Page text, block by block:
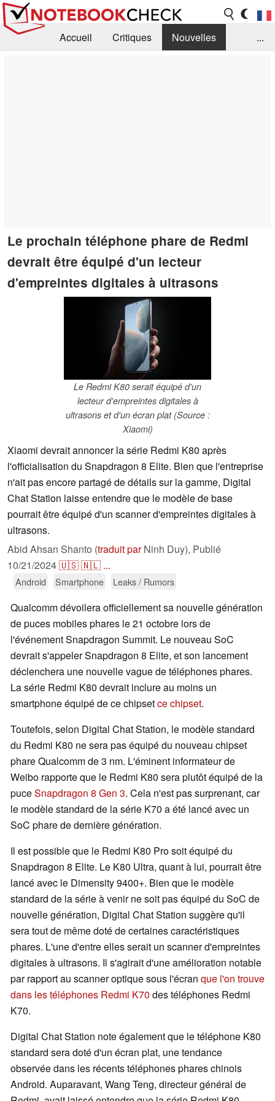
Accueil Critiques
Nouvelles
...
Le prochain téléphone phare de Redmi
devrait être équipé d'un lecteur
d'empreintes digitales à ultrasons
Le Redmi K80 serait équipé d'un
lecteur d'empreintes digitales à
ultrasons et d'un écran plat (Source :
Xiaomi)
Xiaomi devrait annoncer la série Redmi K80 après
l'officialisation du Snapdragon 8 Elite. Bien que l'entreprise
n'ait pas encore partagé de détails sur la gamme, Digital
Chat Station laisse entendre que le modèle de base
pourrait être équipé d'un scanner d'empreintes digitales à
ultrasons.
Abid Ahsan Shanto (traduit parNinh Duy), Publié
10/21/2024🇺🇸🇳🇱 ...
Android Smartphone Leaks / Rumors
Qualcomm dévoilera officiellement sa nouvelle génération
de puces mobiles phares le 21 octobre lors de
l'événement Snapdragon Summit. Le nouveau SoC
devrait s'appeler Snapdragon 8 Elite, et son lancement
déclenchera une nouvelle vague de téléphones phares.
La série Redmi K80 devrait inclure au moins un
smartphone équipé de ce chipsetce chipset.
Toutefois, selon Digital Chat Station, le modèle standard
du Redmi K80 ne sera pas équipé du nouveau chipset
phare Qualcomm de 3 nm. L'éminent informateur de
Weibo rapporte que le Redmi K80 sera plutôt équipé de la
puceSnapdragon 8 Gen 3. Cela n'est pas surprenant, car
le modèle standard de la série K70 a été lancé avec un
SoC phare de dernière génération.
Il est possible que le Redmi K80 Pro soit équipé du
Snapdragon 8 Elite. Le K80 Ultra, quant à lui, pourrait être
lancé avec le Dimensity 9400+. Bien que le modèle
standard de la série à venir ne soit pas équipé du SoC de
nouvelle génération, Digital Chat Station suggère qu'il
sera tout de même doté de certaines caractéristiques
phares. L'une d'entre elles serait un scanner d'empreintes
digitales à ultrasons. Il s'agirait d'une amélioration notable
par rapport au scanner optique sous l'écran que l'on trouve
dans les téléphones Redmi K70 des téléphones Redmi
K70.
Digital Chat Station note également que le téléphone K80
standard sera doté d'un écran plat, une tendance
observée dans les récents téléphones phares chinois
Android. Auparavant, Wang Teng, directeur général de